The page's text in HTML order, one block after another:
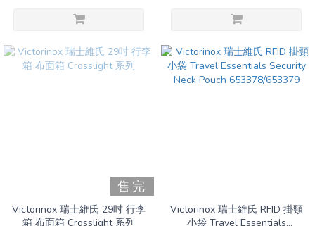
售完
Victorinox 瑞士維氏 29吋 行李
箱 布面箱 Crosslight 系列
Victorinox 瑞士維氏 RFID 掛頸
小袋 Travel Essentials